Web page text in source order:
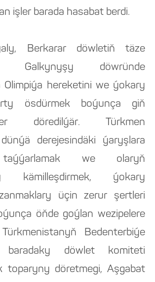
işler barada hasabat berdi.
Berkarar döwletiň täze
Galkynyşy döwründe
Olimpiýa hereketini we ýokary
ösdürmek boýunça giň
döredilýär. Türkmen
derejesindäki ýaryşlara
we olaryň
kämilleşdirmek, ýokary
üçin zerur şertleri
öňde goýlan wezipelere
Bedenterbiýe
döwlet komiteti
toparyny döretmegi, Aşgabat